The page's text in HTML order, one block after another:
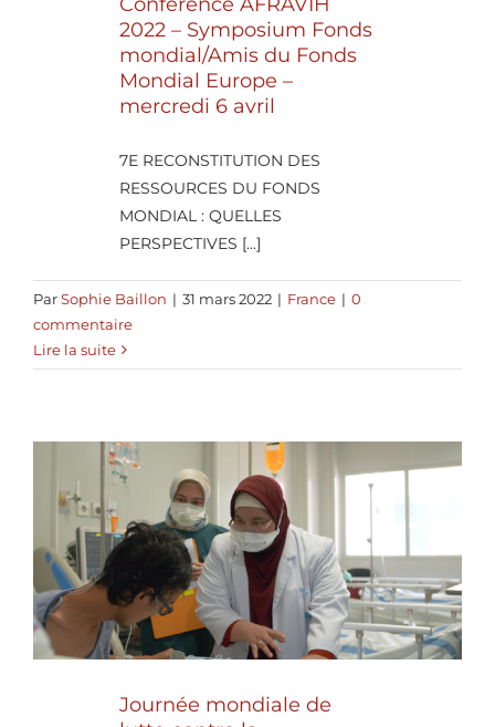
2022 – Symposium Fonds
mondial/Amis du Fonds
Mondial Europe –
mercredi 6 avril
7E RECONSTITUTION DES
RESSOURCES DU FONDS
MONDIAL : QUELLES
PERSPECTIVES [...]
ParSophie Baillon | 31 mars 2022 | France | 0
commentaire
Lire la suite
Journée mondiale de